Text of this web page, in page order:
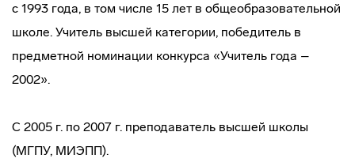
с 1993 года, в том числе 15 лет в общеобразовательной
школе. Учитель высшей категории, победитель в
предметной номинации конкурса «Учитель года –
2002».
С 2005 г. по 2007 г. преподаватель высшей школы
(МГПУ, МИЭПП).